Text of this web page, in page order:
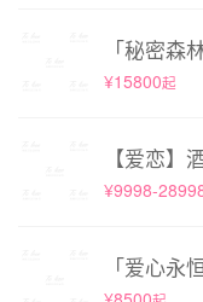
「秘密森
¥15800起
【爱恋】
¥9998-
「爱心永